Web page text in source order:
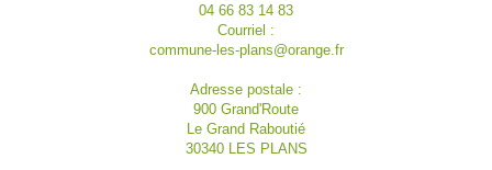
04 66 83 14 83
Courriel :
commune-les-plans@orange.fr
Adresse postale :
900 Grand'Route
Le Grand Raboutié
30340 LES PLANS